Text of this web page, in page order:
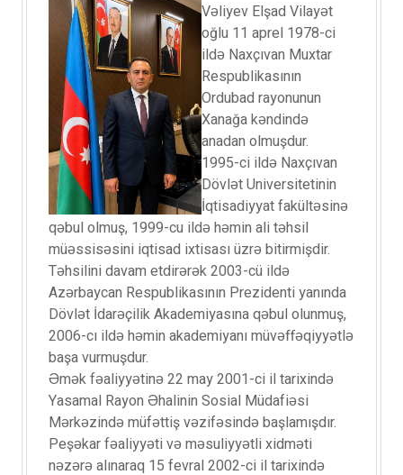
Vəliyev Elşad Vilayət
oğlu 11 aprel 1978-ci
ildə Naxçıvan Muxtar
Respublikasının
Ordubad rayonunun
Xanağa kəndində
anadan olmuşdur.
1995-ci ildə Naxçıvan
Dövlət Universitetinin
İqtisadiyyat fakültəsinə
qəbul olmuş, 1999-cu ildə həmin ali təhsil
müəssisəsini iqtisad ixtisası üzrə bitirmişdir.
Təhsilini davam etdirərək 2003-cü ildə
Azərbaycan Respublikasının Prezidenti yanında
Dövlət İdarəçilik Akademiyasına qəbul olunmuş,
2006-cı ildə həmin akademiyanı müvəffəqiyyətlə
başa vurmuşdur.
Əmək fəaliyyətinə 22 may 2001-ci il tarixində
Yasamal Rayon Əhalinin Sosial Müdafiəsi
Mərkəzində müfəttiş vəzifəsində başlamışdır.
Peşəkar fəaliyyəti və məsuliyyətli xidməti
nəzərə alınaraq 15 fevral 2002-ci il tarixində